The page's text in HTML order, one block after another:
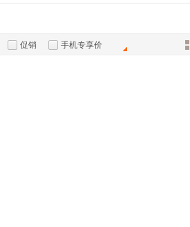
中国妇女出版社
中国华侨出版社
一本
53随堂测
苏科版
促销 手机专享价